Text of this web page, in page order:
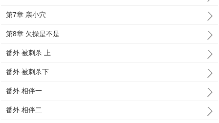
第7章 亲小穴
第8章 欠操是不是
番外 被刺杀 上
番外 被刺杀下
番外 相伴一
番外 相伴二